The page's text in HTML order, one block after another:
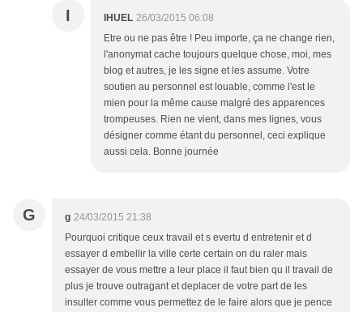
I IHUEL 26/03/2015 06:08
Etre ou ne pas être ! Peu importe, ça ne change rien,
l'anonymat cache toujours quelque chose, moi, mes
blog et autres, je les signe et les assume. Votre
soutien au personnel est louable, comme l'est le
mien pour la même cause malgré des apparences
trompeuses. Rien ne vient, dans mes lignes, vous
désigner comme étant du personnel, ceci explique
aussi cela. Bonne journée
G g 24/03/2015 21:38
Pourquoi critique ceux travail et s evertu d entretenir et d
essayer d embellir la ville certe certain on du raler mais
essayer de vous mettre a leur place il faut bien qu il travail de
plus je trouve outragant et deplacer de votre part de les
insulter comme vous permettez de le faire alors que je pence